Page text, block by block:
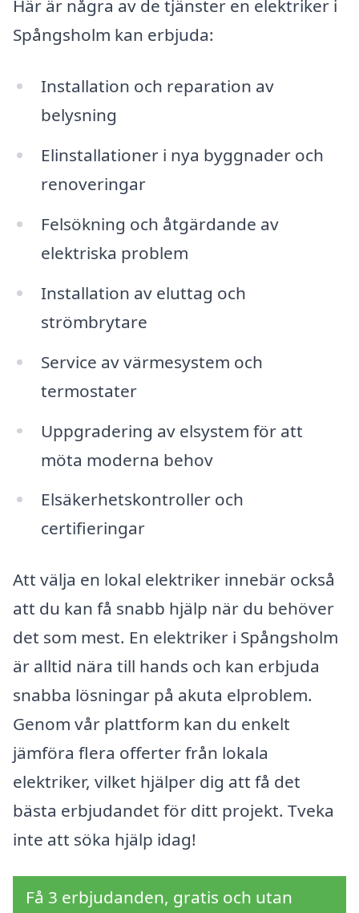
Här är några av de tjänster en elektriker i
Spångsholm kan erbjuda:
Installation och reparation av
belysning
Elinstallationer i nya byggnader och
renoveringar
Felsökning och åtgärdande av
elektriska problem
Installation av eluttag och
strömbrytare
Service av värmesystem och
termostater
Uppgradering av elsystem för att
möta moderna behov
Elsäkerhetskontroller och
certifieringar
Att välja en lokal elektriker innebär också
att du kan få snabb hjälp när du behöver
det som mest. En elektriker i Spångsholm
är alltid nära till hands och kan erbjuda
snabba lösningar på akuta elproblem.
Genom vår plattform kan du enkelt
jämföra flera offerter från lokala
elektriker, vilket hjälper dig att få det
bästa erbjudandet för ditt projekt. Tveka
inte att söka hjälp idag!
Få 3 erbjudanden, gratis och utan